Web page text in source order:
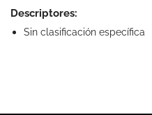
Descriptores:
Sin clasificación específica